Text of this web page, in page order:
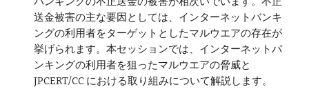
送金被害の主な要因としては、インターネットバンキ
ングの利用者をターゲットとしたマルウエアの存在が
挙げられます。本セッションでは、インターネットバ
ンキングの利用者を狙ったマルウエアの脅威と
JPCERT/CC における取り組みについて解説します。